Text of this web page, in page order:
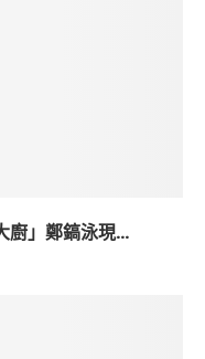
廚」鄭鎬泳現...